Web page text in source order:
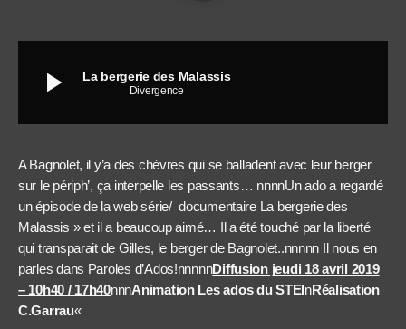
play_arrow La bergerie des Malassis
Divergence
A Bagnolet, il y’a des chèvres qui se balladent avec leur berger
sur le périph’, ça interpelle les passants… nnnnUn ado a regardé
un épisode de la web série/ documentaire La bergerie des
Malassis » et il a beaucoup aimé… Il a été touché par la liberté
qui transparait de Gilles, le berger de Bagnolet..nnnnn Il nous en
parles dans Paroles d’Ados!nnnnnDiffusion jeudi 18 avril 2019
– 10h40 / 17h40nnnAnimation Les ados du STEInRéalisation
C.Garrau«